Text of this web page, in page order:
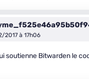
2017 à 17h06
soutienne Bitwarden le